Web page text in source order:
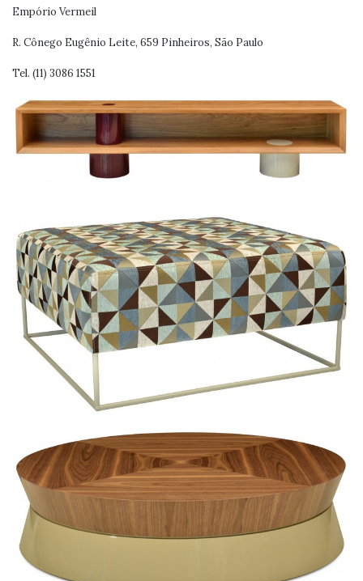
Empório Vermeil
R. Cônego Eugênio Leite, 659 Pinheiros, São Paulo
Tel. (11) 3086 1551